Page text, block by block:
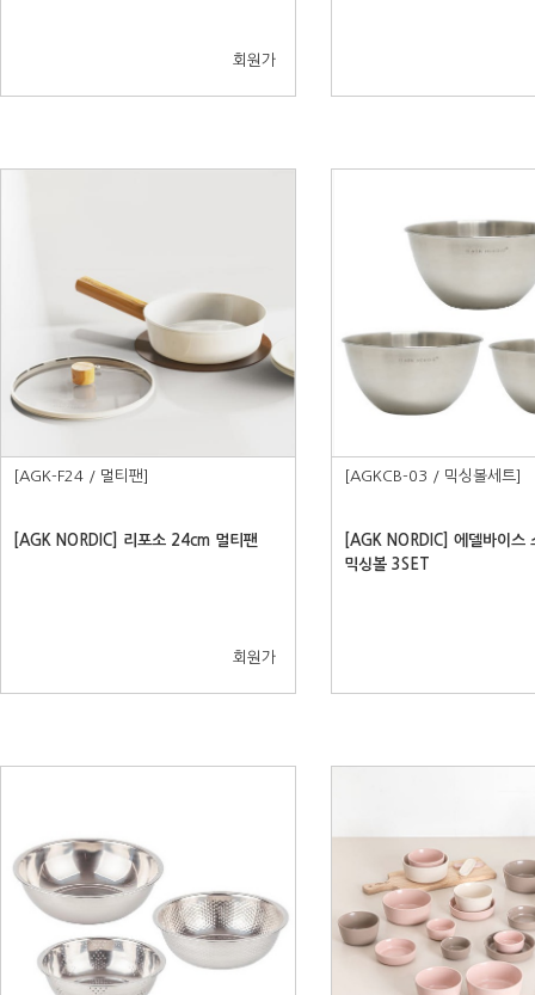
회원가
[AGK-F24 / 멀티팬]
[AGK NORDIC] 리포소 24cm 멀티팬
회원가
[AGKCB-03 / 믹싱볼세트]
[AGK NORDIC] 에델바이스
믹싱볼 3SET